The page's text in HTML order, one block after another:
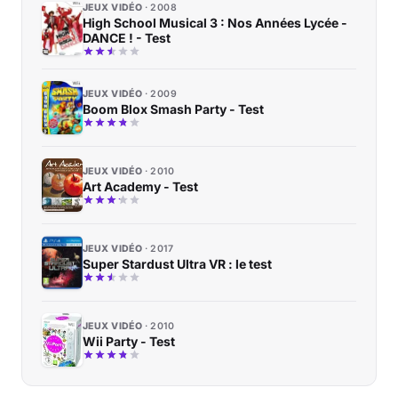
JEUX VIDÉO 2008
High School Musical 3 : Nos Années Lycée -
DANCE ! - Test
JEUX VIDÉO 2009
Boom Blox Smash Party - Test
JEUX VIDÉO 2010
Art Academy - Test
JEUX VIDÉO 2017
Super Stardust Ultra VR : le test
JEUX VIDÉO 2010
Wii Party - Test